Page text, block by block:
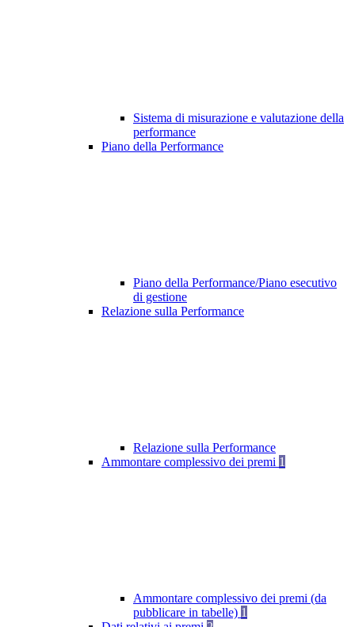
Sistema di misurazione e valutazione della
performance
Piano della Performance
Piano della Performance/Piano esecutivo
di gestione
Relazione sulla Performance
Relazione sulla Performance
Ammontare complessivo dei premi 1
Ammontare complessivo dei premi (da
pubblicare in tabelle) 1